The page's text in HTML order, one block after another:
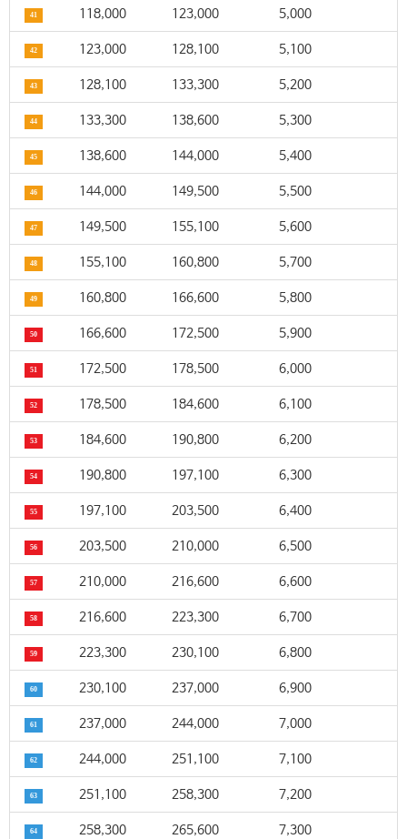
41 118,000 123,000 5,000
42 123,000 128,100 5,100
43 128,100 133,300 5,200
44 133,300 138,600 5,300
45 138,600 144,000 5,400
46 144,000 149,500 5,500
47 149,500 155,100 5,600
48 155,100 160,800 5,700
49 160,800 166,600 5,800
50 166,600 172,500 5,900
51 172,500 178,500 6,000
52 178,500 184,600 6,100
53 184,600 190,800 6,200
54 190,800 197,100 6,300
55 197,100 203,500 6,400
56 203,500 210,000 6,500
57 210,000 216,600 6,600
58 216,600 223,300 6,700
59 223,300 230,100 6,800
60 230,100 237,000 6,900
61 237,000 244,000 7,000
62 244,000 251,100 7,100
63 251,100 258,300 7,200
64 258,300 265,600 7,300